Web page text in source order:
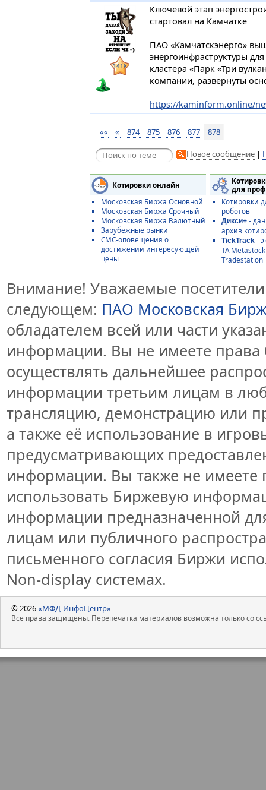
1418
Ключевой этап
стартовал на Камчатке
ПАО «Камчатскэнерго»
энергоинфраструктуры
кластера «Парк «Три
компании, развернуты
https://kaminform.online/
«« « 874 875 876 877 878
Новое сообщение|
Котировки онлайн
для
Московская Биржа Основной
Московская Биржа Срочный
Московская Биржа Валютный
Зарубежные рынки
СМС-оповещения о
достижении интересующей
цены
Котировки
роботов
Дикси+-
архив
TickTrack-
ТА
Tradestation
Внимание! Уважаемые
следующем: ПАО Московская
обладателем всей или части
информации. Вы не имеете права
осуществлять дальнейшее
информации третьим лицам в
трансляцию, демонстрацию или
а также её использование в
предусматривающих
информации. Вы также не имеете
использовать Биржевую
информации предназначенной
лицам или публичного
письменного согласия Биржи
Non-display системах.
© 2026«МФД-ИнфоЦентр»
Все права защищены. Перепечатка материалов возможна только со